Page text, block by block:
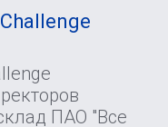
ПАО "Все